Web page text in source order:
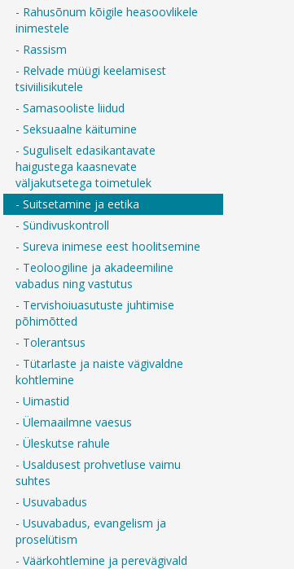
- Rahusõnum kõigile heasoovlikele
inimestele
- Rassism
- Relvade müügi keelamisest
tsiviilisikutele
- Samasooliste liidud
- Seksuaalne käitumine
- Suguliselt edasikantavate
haigustega kaasnevate
väljakutsetega toimetulek
- Suitsetamine ja eetika
- Sündivuskontroll
- Sureva inimese eest hoolitsemine
- Teoloogiline ja akadeemiline
vabadus ning vastutus
- Tervishoiuasutuste juhtimise
põhimõtted
- Tolerantsus
- Tütarlaste ja naiste vägivaldne
kohtlemine
- Uimastid
- Ülemaailmne vaesus
- Üleskutse rahule
- Usaldusest prohvetluse vaimu
suhtes
- Usuvabadus
- Usuvabadus, evangelism ja
proselütism
- Väärkohtlemine ja perevägivald